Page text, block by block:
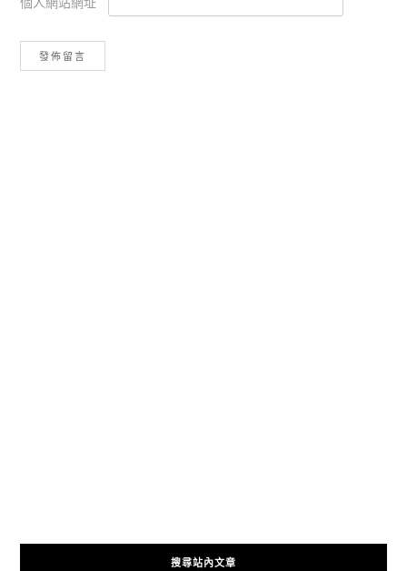
搜尋站內文章